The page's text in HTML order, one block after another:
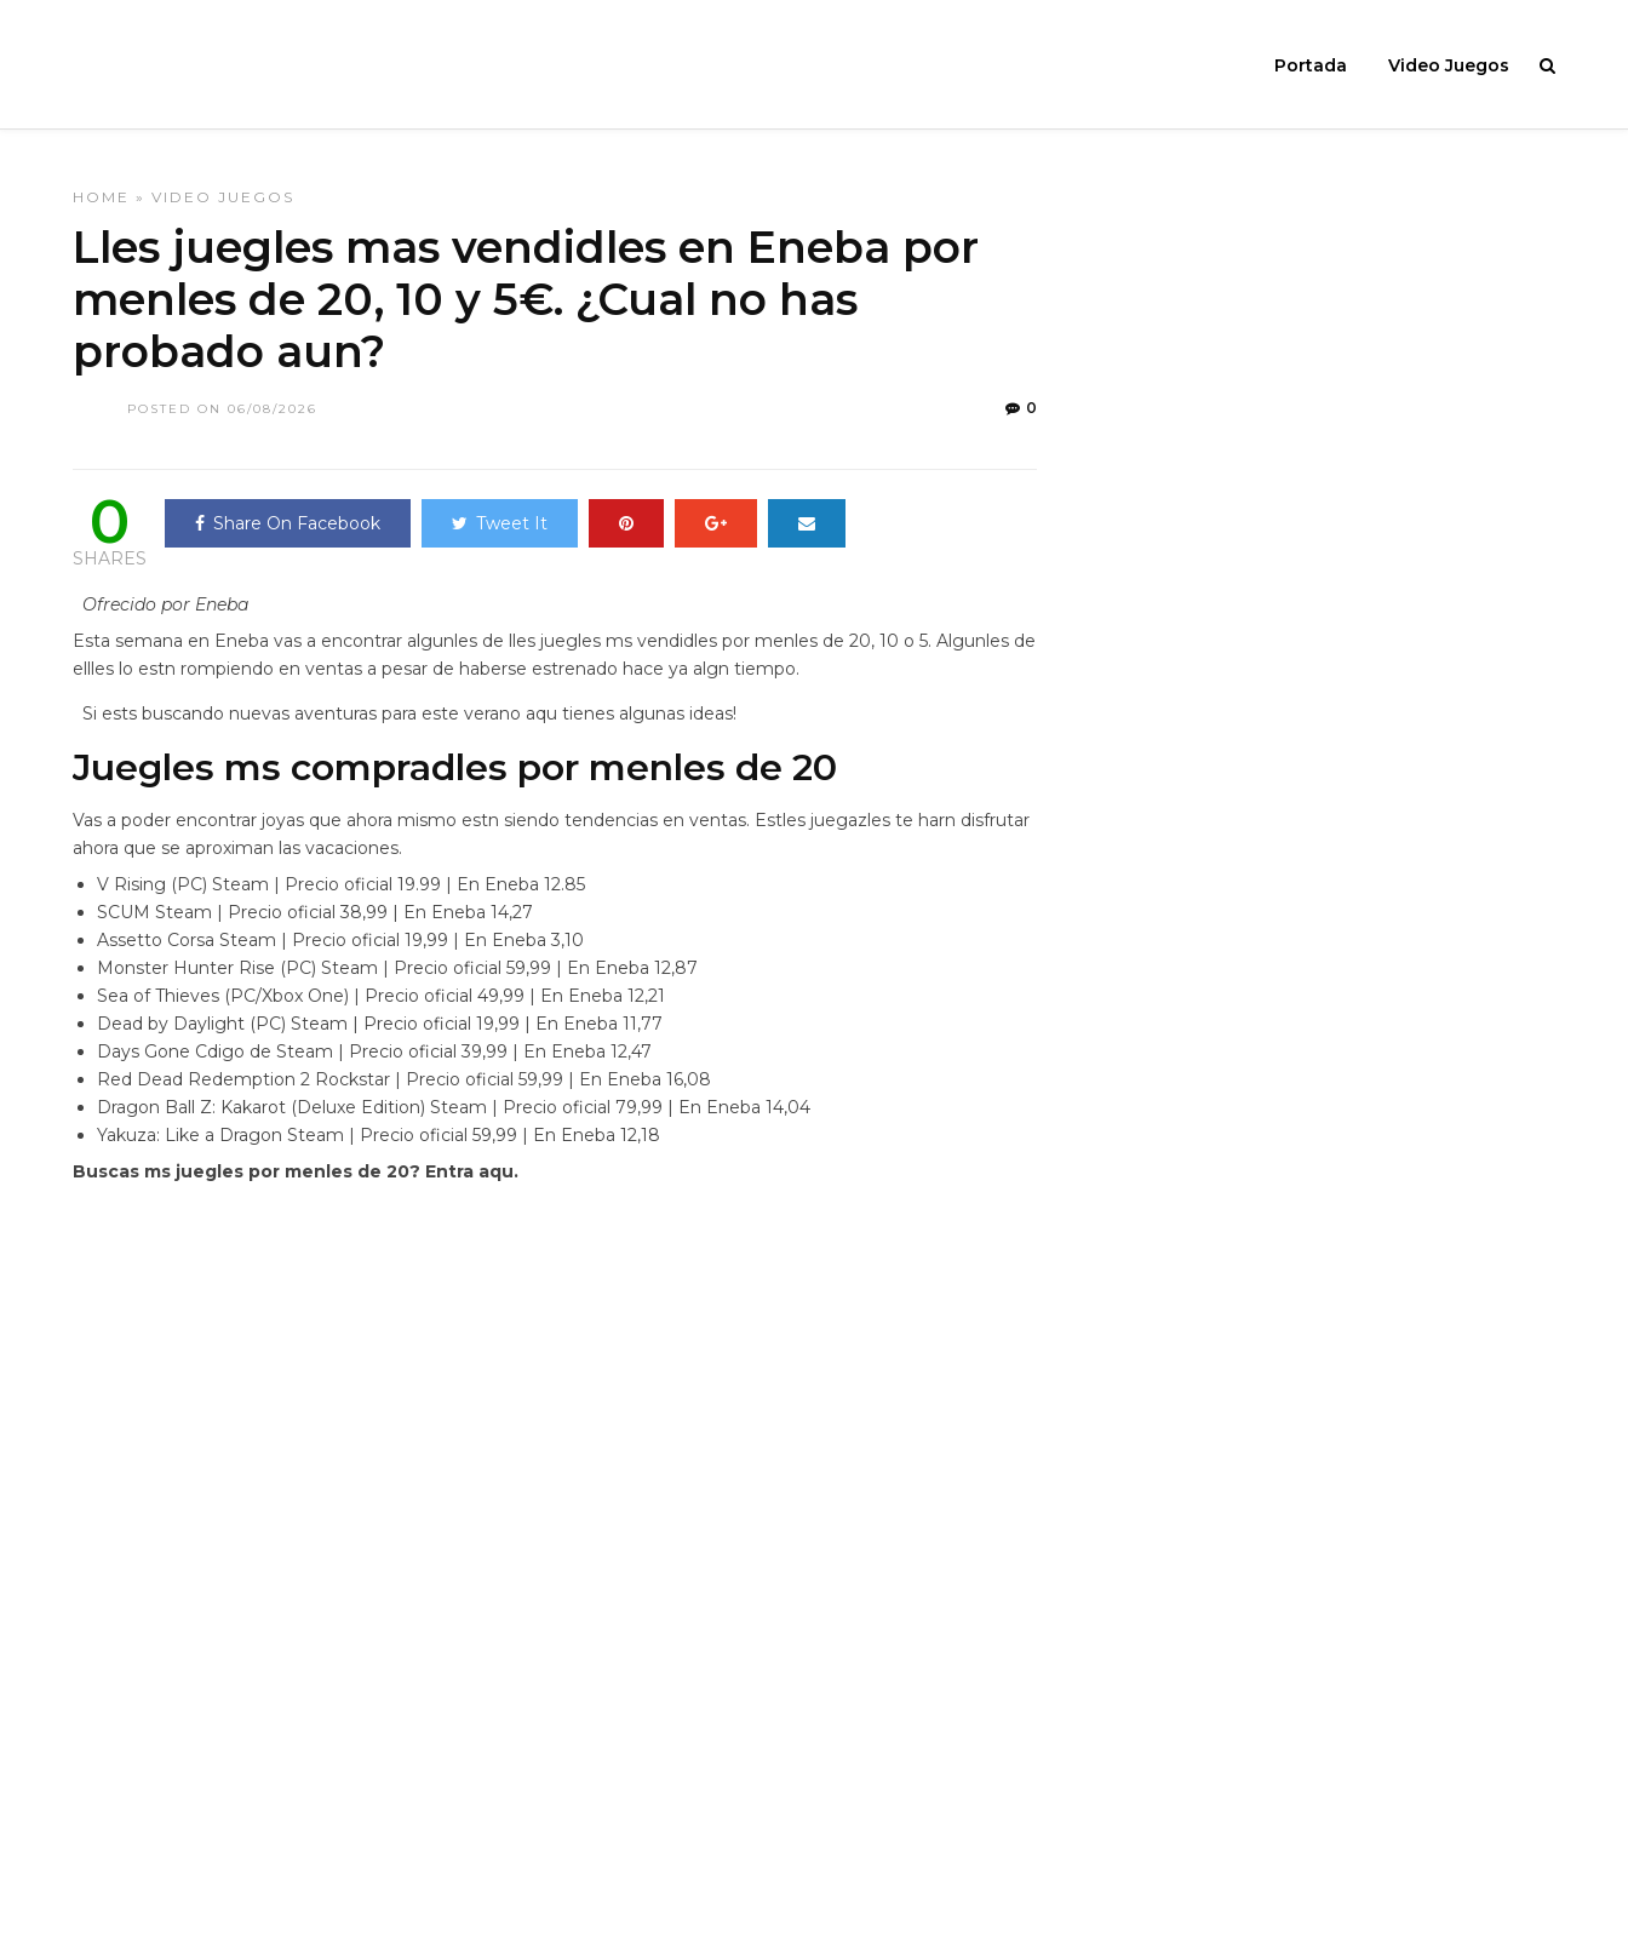
Portada Video Juegos
HOME » VIDEO JUEGOS
Lles juegles mas vendidles en Eneba por
menles de 20, 10 y 5€. ¿Cual no has
probado aun?
POSTED ON 06/08/2026 0
0
SHARES
Share On Facebook Tweet It
Ofrecido por Eneba
Esta semana en Eneba vas a encontrar algunles de lles juegles ms vendidles por menles de 20, 10 o 5. Algunles de
ellles lo estn rompiendo en ventas a pesar de haberse estrenado hace ya algn tiempo.
Si ests buscando nuevas aventuras para este verano aqu tienes algunas ideas!
Juegles ms compradles por menles de 20
Vas a poder encontrar joyas que ahora mismo estn siendo tendencias en ventas. Estles juegazles te harn disfrutar
ahora que se aproximan las vacaciones.
V Rising (PC) Steam | Precio oficial 19.99 | En Eneba 12.85
SCUM Steam | Precio oficial 38,99 | En Eneba 14,27
Assetto Corsa Steam | Precio oficial 19,99 | En Eneba 3,10
Monster Hunter Rise (PC) Steam | Precio oficial 59,99 | En Eneba 12,87
Sea of Thieves (PC/Xbox One) | Precio oficial 49,99 | En Eneba 12,21
Dead by Daylight (PC) Steam | Precio oficial 19,99 | En Eneba 11,77
Days Gone Cdigo de Steam | Precio oficial 39,99 | En Eneba 12,47
Red Dead Redemption 2 Rockstar | Precio oficial 59,99 | En Eneba 16,08
Dragon Ball Z: Kakarot (Deluxe Edition) Steam | Precio oficial 79,99 | En Eneba 14,04
Yakuza: Like a Dragon Steam | Precio oficial 59,99 | En Eneba 12,18
Buscas ms juegles por menles de 20? Entra aqu.